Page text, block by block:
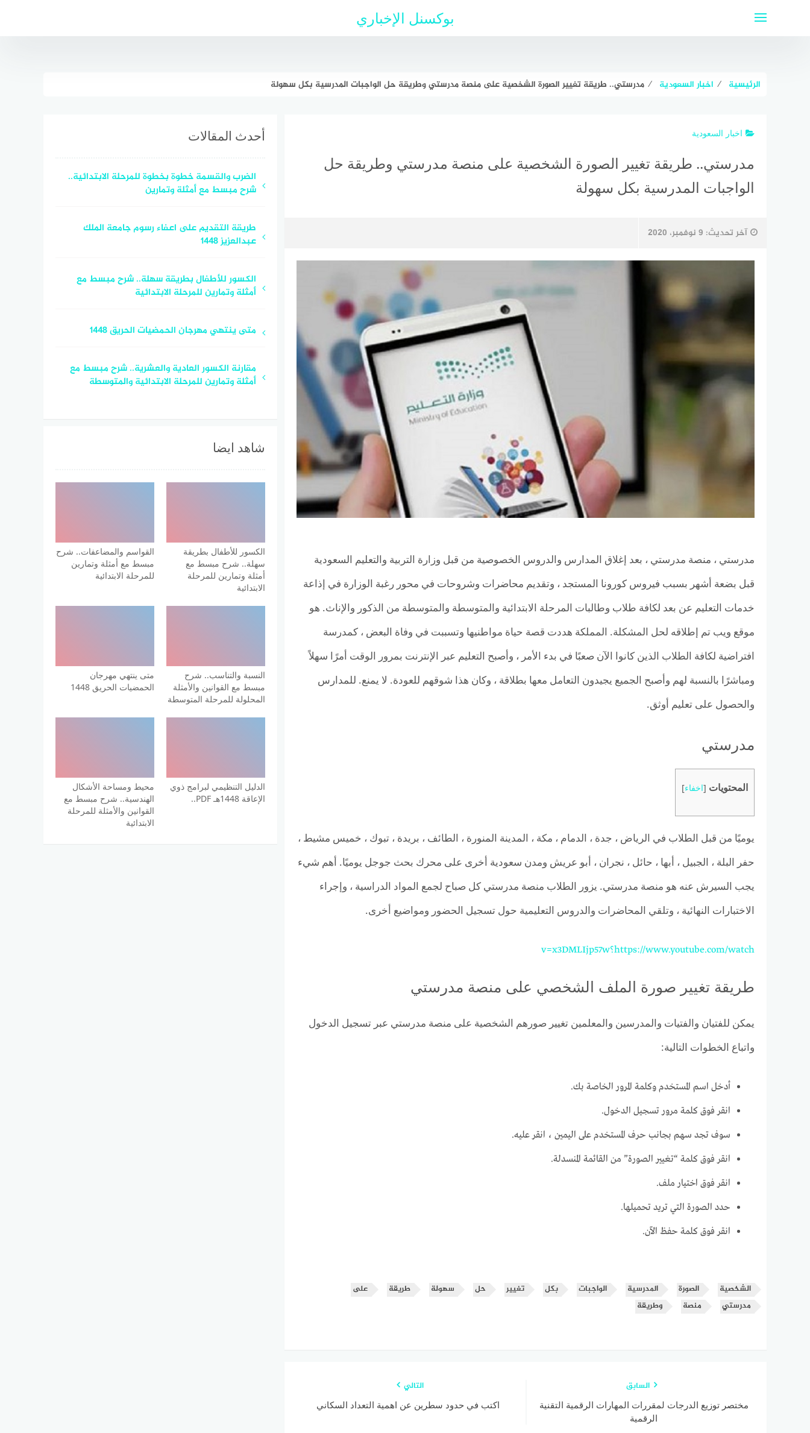
بوكسنل الإخباري
الرئيسية ⁄ اخبار السعودية ⁄ مدرستي.. طريقة تغيير الصورة الشخصية على منصة مدرستي وطريقة حل الواجبات المدرسية بكل سهولة
اخبار السعودية
مدرستي.. طريقة تغيير الصورة الشخصية على منصة مدرستي وطريقة حل
الواجبات المدرسية بكل سهولة
آخر تحديث: 9 نوفمبر، 2020
مدرستي ، منصة مدرستي ، بعد إغلاق المدارس والدروس الخصوصية من قبل وزارة التربية والتعليم السعودية
قبل بضعة أشهر بسبب فيروس كورونا المستجد ، وتقديم محاضرات وشروحات في محور رغبة الوزارة في إذاعة
خدمات التعليم عن بعد لكافة طلاب وطالبات المرحلة الابتدائية والمتوسطة والمتوسطة من الذكور والإناث. هو
موقع ويب تم إطلاقه لحل المشكلة. المملكة هددت قصة حياة مواطنيها وتسببت في وفاة البعض ، كمدرسة
افتراضية لكافة الطلاب الذين كانوا الآن صعبًا في بدء الأمر ، وأصبح التعليم عبر الإنترنت بمرور الوقت أمرًا سهلاً
ومباشرًا بالنسبة لهم وأصبح الجميع يجيدون التعامل معها بطلاقة ، وكان هذا شوقهم للعودة. لا يمنع. للمدارس
والحصول على تعليم أوثق.
مدرستي
المحتويات [اخفاء]
يوميًا من قبل الطلاب في الرياض ، جدة ، الدمام ، مكة ، المدينة المنورة ، الطائف ، بريدة ، تبوك ، خميس مشيط ،
حفر البلة ، الجبيل ، أبها ، حائل ، نجران ، أبو عريش ومدن سعودية أخرى على محرك بحث جوجل يوميًا. أهم شيء
يجب السيرش عنه هو منصة مدرستي. يزور الطلاب منصة مدرستي كل صباح لجمع المواد الدراسية ، وإجراء
الاختبارات النهائية ، وتلقي المحاضرات والدروس التعليمية حول تسجيل الحضور ومواضيع أخرى.
https://www.youtube.com/watch؟v=x3DMLIjp57w
طريقة تغيير صورة الملف الشخصي على منصة مدرستي
يمكن للفتيان والفتيات والمدرسين والمعلمين تغيير صورهم الشخصية على منصة مدرستي عبر تسجيل الدخول
واتباع الخطوات التالية:
أدخل اسم المستخدم وكلمة المرور الخاصة بك.
انقر فوق كلمة مرور تسجيل الدخول.
سوف تجد سهم بجانب حرف المستخدم على اليمين ، انقر عليه.
انقر فوق كلمة “تغيير الصورة” من القائمة المنسدلة.
انقر فوق اختيار ملف.
حدد الصورة التي تريد تحميلها.
انقر فوق كلمة حفظ الآن.
الشخصية الصورة المدرسية الواجبات بكل تغيير حل سهولة طريقة
على
مدرستي
منصة وطريقة
السابق
مختصر توزيع الدرجات لمقررات المهارات الرقمية التقنية
الرقمية
التالي
اكتب في حدود سطرين عن اهمية التعداد السكاني
أحدث المقالات
الضرب والقسمة خطوة بخطوة للمرحلة الابتدائية..
شرح مبسط مع أمثلة وتمارين
طريقة التقديم على اعفاء رسوم جامعة الملك
عبدالعزيز 1448
الكسور للأطفال بطريقة سهلة.. شرح مبسط مع
أمثلة وتمارين للمرحلة الابتدائية
متى ينتهي مهرجان الحمضيات الحريق 1448
مقارنة الكسور العادية والعشرية.. شرح مبسط مع
أمثلة وتمارين للمرحلة الابتدائية والمتوسطة
شاهد ايضا
الكسور للأطفال بطريقة
سهلة.. شرح مبسط مع
أمثلة وتمارين للمرحلة
الابتدائية
القواسم والمضاعفات.. شرح
مبسط مع أمثلة وتمارين
للمرحلة الابتدائية
النسبة والتناسب.. شرح
مبسط مع القوانين والأمثلة
المحلولة للمرحلة المتوسطة
متى ينتهي مهرجان
الحمضيات الحريق 1448
الدليل التنظيمي لبرامج ذوي
الإعاقة 1448هـ PDF..
محيط ومساحة الأشكال
الهندسية.. شرح مبسط مع
القوانين والأمثلة للمرحلة
الابتدائية